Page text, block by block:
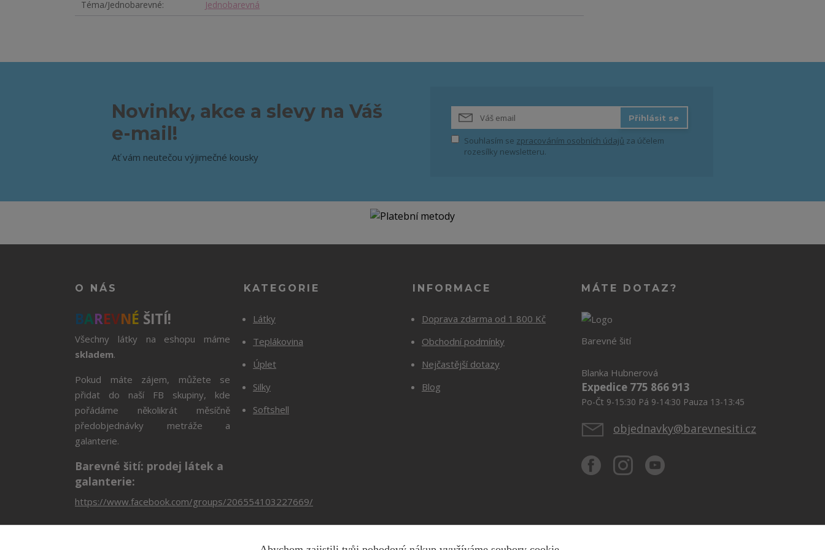
Téma/Jednobarevné Jednobarevná
Novinky, akce a slevy na Váš
e-mail!
Ať vám neutečou výjimečné kousky
Přihlásit se
Souhlasím se zpracováním osobních údajů za účelem
rozesílky newsletteru.
O NÁS
BAREVNÉ ŠITÍ!
Všechny látky na eshopu máme
skladem.
Pokud máte zájem, můžete se
přidat do naší FB skupiny, kde
pořádáme několikrát měsíčně
předobjednávky metráže a
galanterie.
Barevné šití: prodej látek a
galanterie:
https://www.facebook.com/groups/206554103227669/
KATEGORIE
Látky
Teplákovina
Úplet
Silky
Softshell
INFORMACE
Doprava zdarma od 1 800 Kč
Obchodní podmínky
Nejčastější dotazy
Blog
MÁTE DOTAZ?
Barevné šití
Blanka Hubnerová
Expedice 775 866 913
Po-Čt 9-15:30 Pá 9-14:30 Pauza 13-13:45
objednavky@barevnesiti.cz